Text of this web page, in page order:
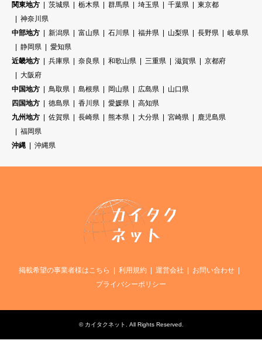
関東地方
茨城県 栃木県 群馬県 埼玉県 千葉県
東京都
神奈川県
中部地方
新潟県 富山県 石川県 福井県 山梨県 長野県
岐阜県
静岡県
愛知県
近畿地方
兵庫県 奈良県 和歌山県 三重県 滋賀県
京都府
大阪府
中国地方
鳥取県 島根県 岡山県 広島県
山口県
四国地方
徳島県 香川県 愛媛県
高知県
九州地方
佐賀県 長崎県 熊本県 大分県 宮崎県
鹿児島県
福岡県
沖縄
沖縄県
掲載希望の事業者様はこちら 利用規約 運営会社
お問い合わせ
プライバシーポリシー
© カイタクネット. All Rights Reserved.